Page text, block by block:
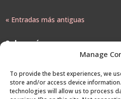
Manage
To provide the best experiences, we
store and/or access device
technologies will allow us to process
« Entradas más antiguas
Sobre mí:
Con más de 30 años de
de estudio al Reino Unido, en
asesorar a estudiantes